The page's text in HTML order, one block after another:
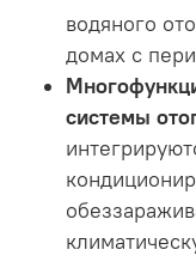
водяного
домах с
системы